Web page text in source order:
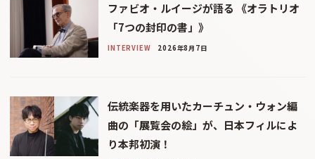
ファビオ・ルイージが語る 《オラトリオ
「7つの封印の書」》
INTERVIEW 2026年8月7日
伝統楽器を用いたカーチュン・ウォン編
曲の「展覧会の絵」が、日本フィルによ
り本邦初演！